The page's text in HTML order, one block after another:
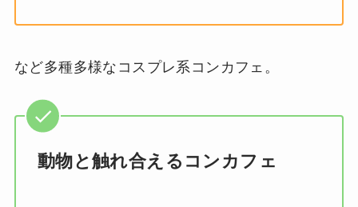
など多種多様なコスプレ系コンカフェ。
動物と触れ合えるコンカフェ